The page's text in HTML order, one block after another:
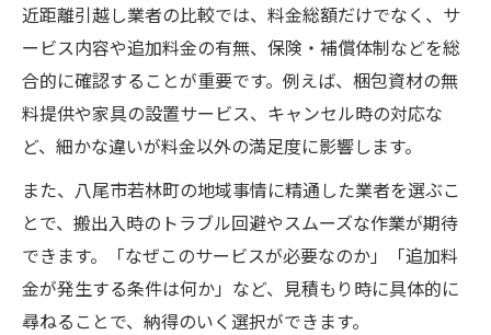
近距離引越し業者の比較では、料金総額だけでなく、サ
ービス内容や追加料金の有無、保険・補償体制などを総
合的に確認することが重要です。例えば、梱包資材の無
料提供や家具の設置サービス、キャンセル時の対応な
ど、細かな違いが料金以外の満足度に影響します。
また、八尾市若林町の地域事情に精通した業者を選ぶこ
とで、搬出入時のトラブル回避やスムーズな作業が期待
できます。「なぜこのサービスが必要なのか」「追加料
金が発生する条件は何か」など、見積もり時に具体的に
尋ねることで、納得のいく選択ができます。